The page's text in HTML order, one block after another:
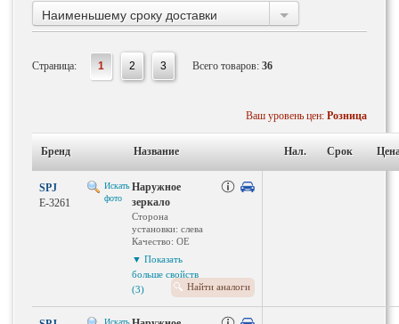
Наименьшему сроку доставки
Страница: 1 2 3 Всего товаров: 36
Ваш уровень цен: Розница
Бренд Название Нал. Срок
SPJ
E-3261
Искать
фото
Наружное
зеркало
Сторона
установки: слева
Качество: OE
QUALITY
Наружное /
внутреннее
зеркало заднего
▼ Показать
больше свойств
(3)
Найти аналоги
Искать